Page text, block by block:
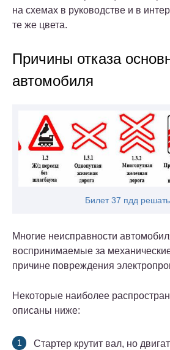
на схемах в руководстве и в
те же цвета.
Причины отказа
автомобиля
Билет 37 пдд
Многие неисправности
воспринимаемые за
причине повреждения
Некоторые наиболее
описаны ниже:
Стартер крутит вал, но